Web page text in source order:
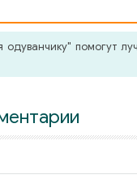
помогут